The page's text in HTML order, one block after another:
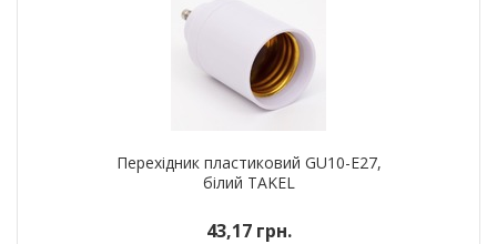
Перехідник пластиковий GU10-Е27,
білий TAKEL
43,17 грн.